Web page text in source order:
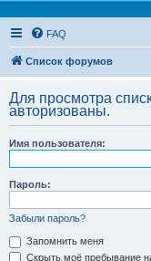
FAQ
Список форумов
Для просмотра
авторизованы.
Имя пользователя:
Пароль:
Забыли пароль?
Запомнить меня
Скрыть моё пребывание